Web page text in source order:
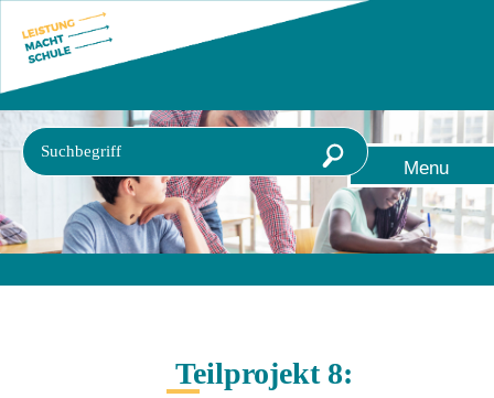
Direkt
zum
Direkt
zum
Hauptmenu
Direkt
zur
Menu
Suchbegriff
Suche
starten
Teilprojekt 8: